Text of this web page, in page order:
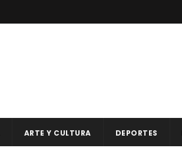
ARTE Y CULTURA DEPORTES